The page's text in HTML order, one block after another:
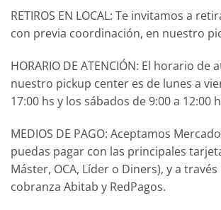
RETIROS EN LOCAL: Te invitamos a
con previa coordinación, en nuestro
HORARIO DE ATENCIÓN: El horario de
nuestro pickup center es de lunes a
17:00 hs y los sábados de 9:00 a 12:00
MEDIOS DE PAGO: Aceptamos
puedas pagar con las principales
Máster, OCA, Líder o Diners), y a
cobranza Abitab y RedPagos.